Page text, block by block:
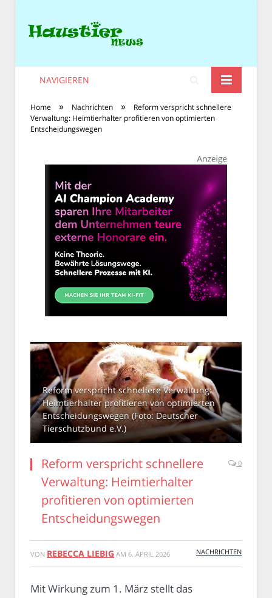
NAVIGIEREN
Home » Nachrichten »
Reform verspricht schnellere
Verwaltung: Heimtierhalter profitieren von optimierten
Entscheidungswegen
Reform verspricht schnellere Verwaltung:
Heimtierhalter profitieren von optimierten
Entscheidungswegen (Foto: Deutscher
Tierschutzbund e.V.)
Reform verspricht schnellere
Verwaltung: Heimtierhalter
profitieren von optimierten
Entscheidungswegen
0
VON REBECCA LIEBIG AM 6. APRIL 2026 NACHRICHTEN
Mit Wirkung zum 1. März stellt das